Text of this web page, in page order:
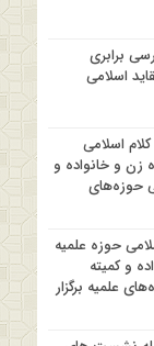
برابری
اسلامی
اسلامی
زن و خانواده و
حوزه‌های
حوزه علمیه
و کمیته
علمیه برگزار